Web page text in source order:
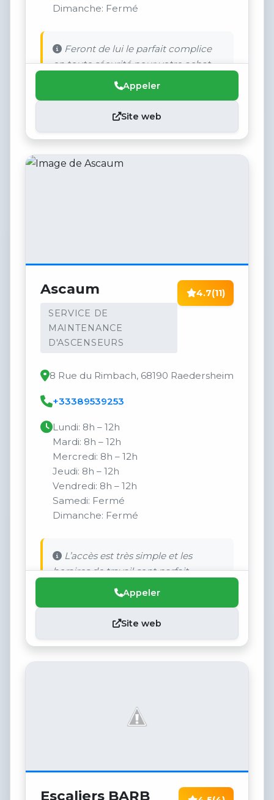
Dimanche: Fermé
Feront de lui le parfait complice
en toute sécurité pour votre achat.
Appeler
Site web
Ascaum
SERVICE DE
MAINTENANCE
D'ASCENSEURS
4.7(11)
8 Rue du Rimbach, 68190 Raedersheim
+33389539253
Lundi: 8h – 12h
Mardi: 8h – 12h
Mercredi: 8h – 12h
Jeudi: 8h – 12h
Vendredi: 8h – 12h
Samedi: Fermé
Dimanche: Fermé
L’accès est très simple et les
horaires de travail sont parfait.
Appeler
Site web
Escaliers BARB